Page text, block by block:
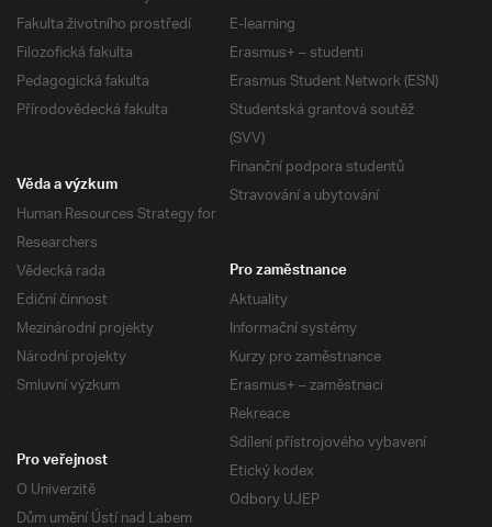
Fakulta životního prostředí
Filozofická fakulta
Pedagogická fakulta
Přírodovědecká fakulta
E-learning
Erasmus+ – studenti
Erasmus Student Network (ESN)
Studentská grantová soutěž
(SVV)
Finanční podpora studentů
Stravování a ubytování
Věda a výzkum
Human Resources Strategy for
Researchers
Vědecká rada
Ediční činnost
Mezinárodní projekty
Národní projekty
Smluvní výzkum
Pro zaměstnance
Aktuality
Informační systémy
Kurzy pro zaměstnance
Erasmus+ – zaměstnaci
Rekreace
Sdílení přístrojového vybavení
Etický kodex
Odbory UJEP
Pro veřejnost
O Univerzitě
Dům umění Ústí nad Labem